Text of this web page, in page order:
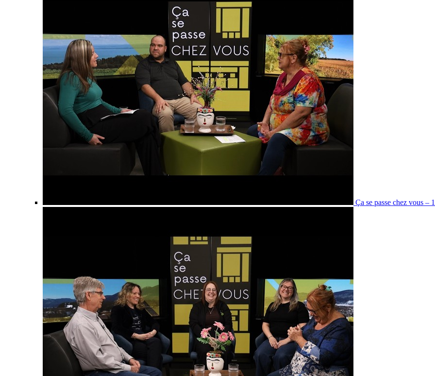
Ça se passe chez vous –